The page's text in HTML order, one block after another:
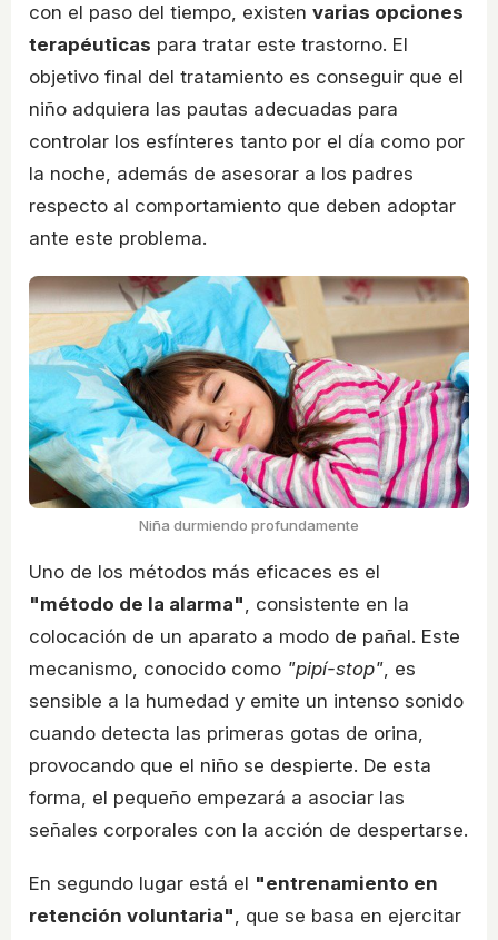
con el paso del tiempo, existen varias opciones
terapéuticas para tratar este trastorno. El
objetivo final del tratamiento es conseguir que el
niño adquiera las pautas adecuadas para
controlar los esfínteres tanto por el día como por
la noche, además de asesorar a los padres
respecto al comportamiento que deben adoptar
ante este problema.
Niña durmiendo profundamente
Uno de los métodos más eficaces es el
"método de la alarma" , consistente en la
colocación de un aparato a modo de pañal. Este
mecanismo, conocido como "pipí-stop" , es
sensible a la humedad y emite un intenso sonido
cuando detecta las primeras gotas de orina,
provocando que el niño se despierte. De esta
forma, el pequeño empezará a asociar las
señales corporales con la acción de despertarse.
En segundo lugar está el "entrenamiento en
retención voluntaria" , que se basa en ejercitar